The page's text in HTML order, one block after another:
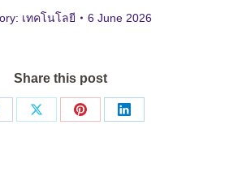
เทคโนโลยี 6 June 2026
Share this post
Share
Share
Share